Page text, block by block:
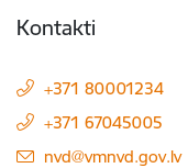
Kontakti
+371 80001234
+371 67045005
E-pasts:
nvd@vmnvd.gov.lv